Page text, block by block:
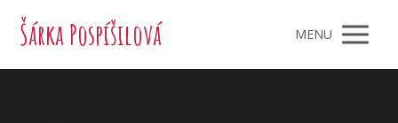
Šárka Pospíšilová MENU